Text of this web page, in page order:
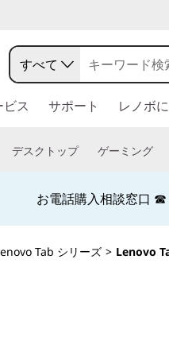
すべて
ス サポート レノボ
デスクトップ ゲーミング
お電話購入相談窓口
Tab シリーズ > Lenovo